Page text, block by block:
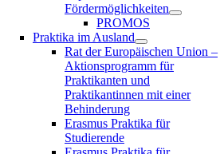
Fördermöglichkeiten
PROMOS
Praktika im Ausland
Rat der Europäischen Union –
Aktionsprogramm für
Praktikanten und
Praktikantinnen mit einer
Behinderung
Erasmus Praktika für
Studierende